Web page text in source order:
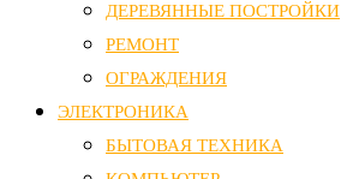
ДЕРЕВЯННЫЕ ПОСТРОЙКИ
РЕМОНТ
ОГРАЖДЕНИЯ
ЭЛЕКТРОНИКА
БЫТОВАЯ ТЕХНИКА